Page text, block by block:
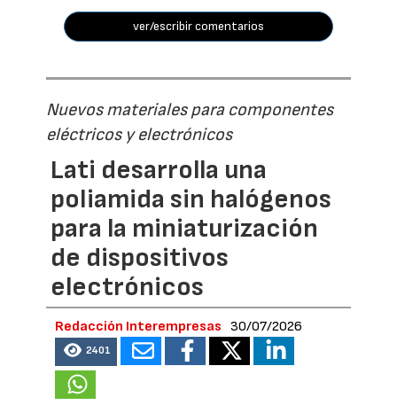
ver/escribir comentarios
Nuevos materiales para componentes
eléctricos y electrónicos
Lati desarrolla una
poliamida sin halógenos
para la miniaturización
de dispositivos
electrónicos
Redacción Interempresas 30/07/2026
2401